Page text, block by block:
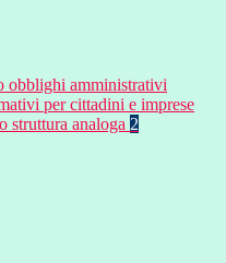
obblighi amministrativi
per cittadini e imprese
struttura analoga 2